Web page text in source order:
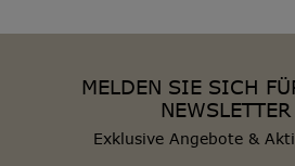
MELDEN SIE SICH
Exklusive Angebote &